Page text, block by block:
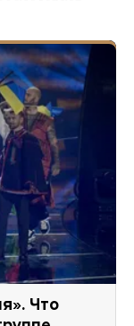
Что